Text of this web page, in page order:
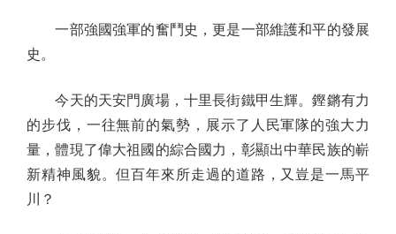
一部強國強軍的奮鬥史，更是一部維護和平的發展
史。
今天的天安門廣場，十里長街鐵甲生輝。鏗鏘有力
的步伐，一往無前的氣勢，展示了人民軍隊的強大力
量，體現了偉大祖國的綜合國力，彰顯出中華民族的嶄
新精神風貌。但百年來所走過的道路，又豈是一馬平
川？